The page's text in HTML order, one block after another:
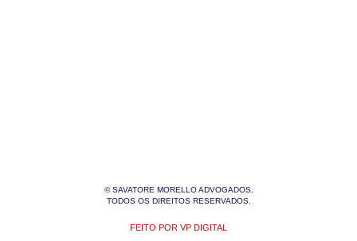
© SAVATORE MORELLO ADVOGADOS.
TODOS OS DIREITOS RESERVADOS.
FEITO POR VP DIGITAL